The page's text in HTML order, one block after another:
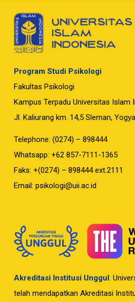
Program Studi Psikologi
Fakultas Psikologi
Kampus Terpadu Universitas Islam
Jl. Kaliurang km. 14,5 Sleman,
Telephone: (0274) – 898444
Whatsapp: +62 857-7111-1365
Faks: +(0274) – 898444 ext.2111
Email: psikologi@uii.ac.id
Akreditasi Institusi Unggul.
telah mendapatkan Akreditasi